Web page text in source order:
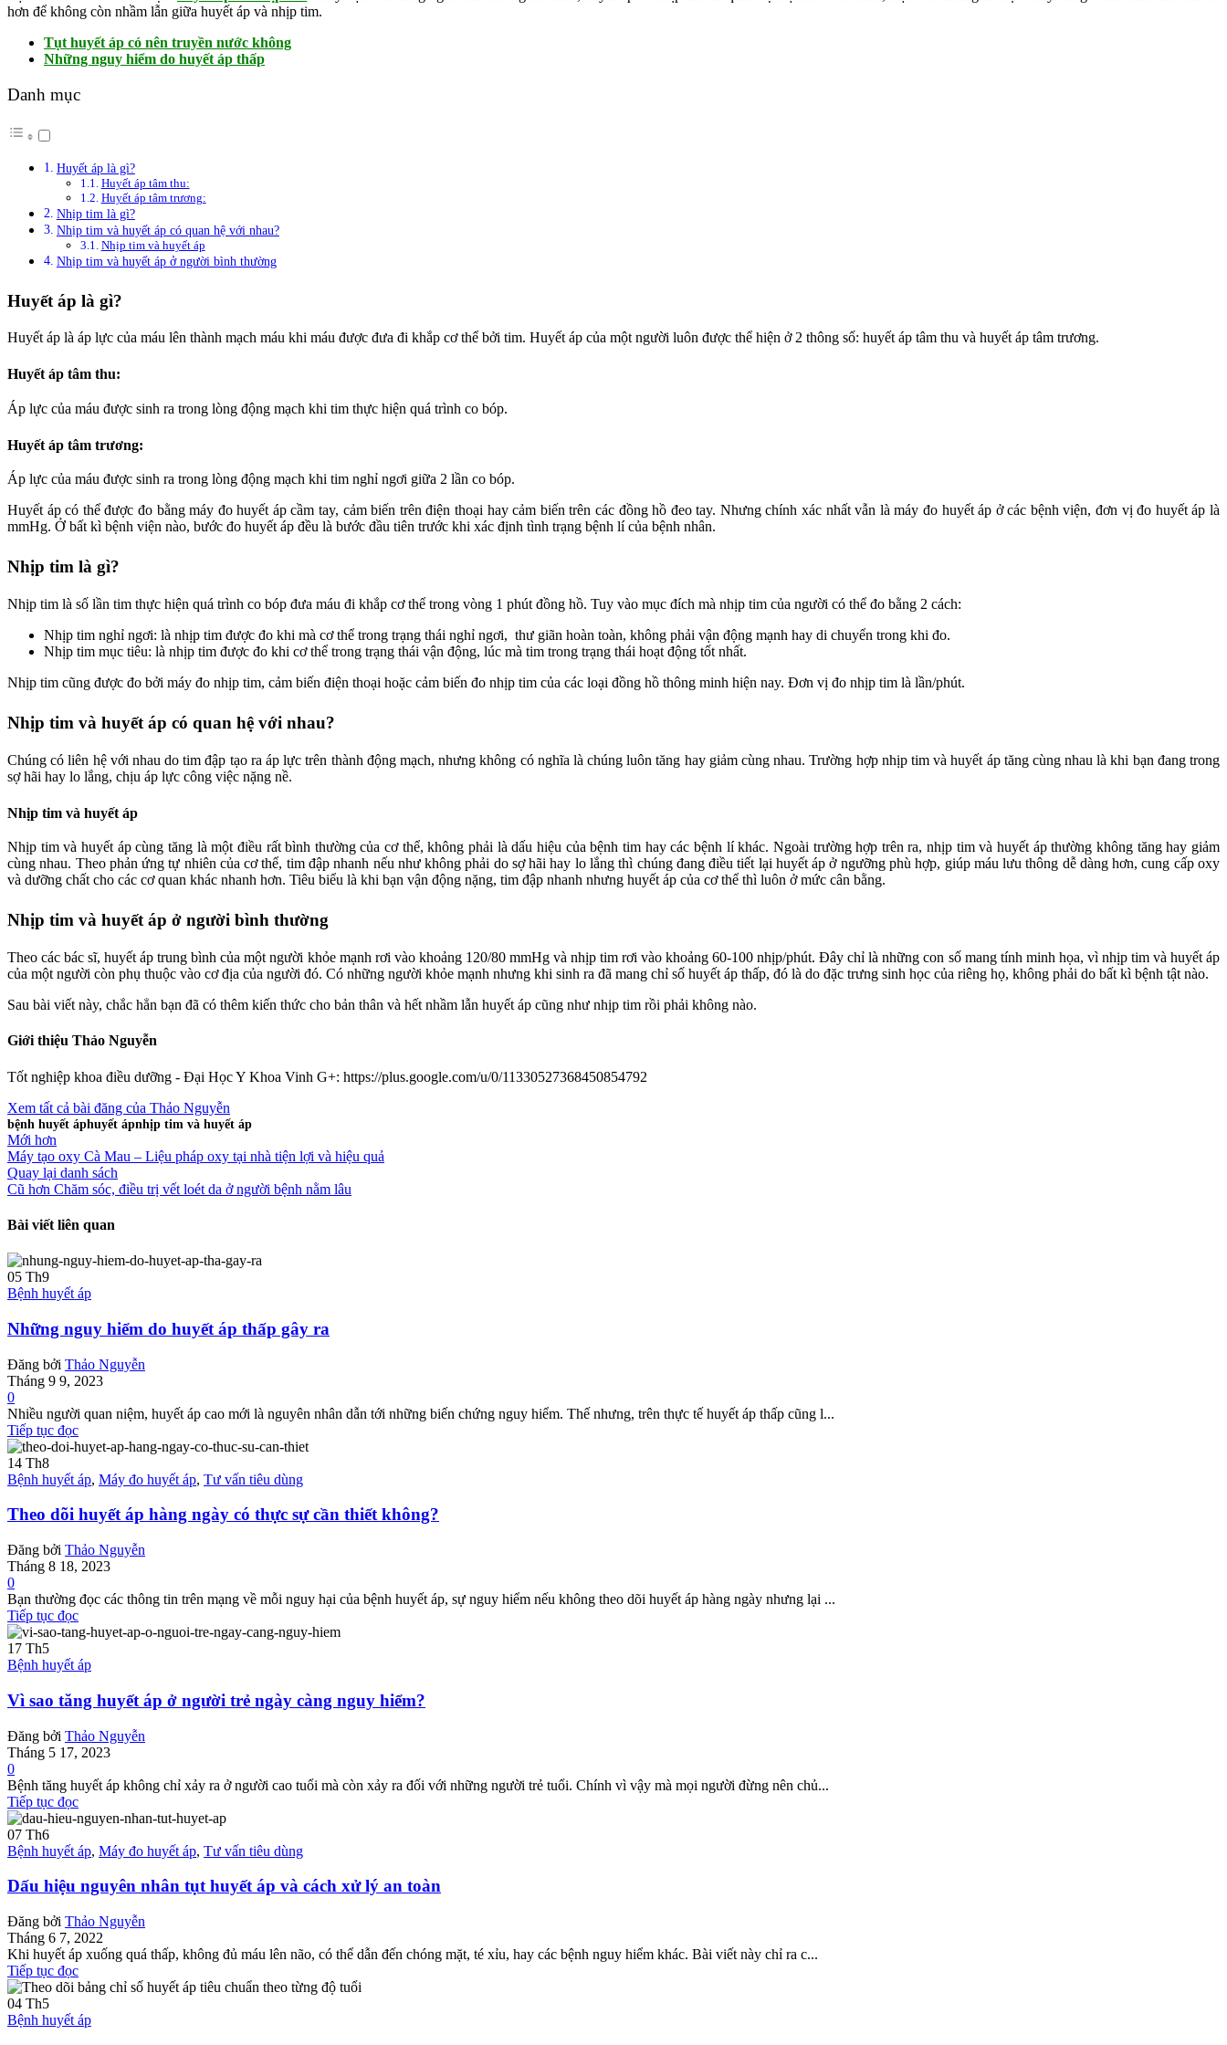
hơn để không còn nhầm lẫn giữa huyết áp và nhịp tim.
Tụt huyết áp có nên truyền nước không
Những nguy hiểm do huyết áp thấp
Danh mục
Huyết áp là gì?
Huyết áp tâm thu:
Huyết áp tâm trương:
Nhịp tim là gì?
Nhịp tim và huyết áp có quan hệ với nhau?
Nhịp tim và huyết áp
Nhịp tim và huyết áp ở người bình thường
Huyết áp là gì?
Huyết áp là áp lực của máu lên thành mạch máu khi máu được đưa đi khắp cơ thể bởi tim. Huyết áp của một người luôn được thể hiện ở 2 thông số: huyết áp tâm thu và huyết áp tâm trương.
Huyết áp tâm thu:
Áp lực của máu được sinh ra trong lòng động mạch khi tim thực hiện quá trình co bóp.
Huyết áp tâm trương:
Áp lực của máu được sinh ra trong lòng động mạch khi tim nghỉ ngơi giữa 2 lần co bóp.
Huyết áp có thể được đo bằng máy đo huyết áp cầm tay, cảm biến trên điện thoại hay cảm biến trên các đồng hồ đeo tay. Nhưng chính xác nhất vẫn là máy đo huyết áp ở các bệnh viện, đơn vị đo huyết áp là
mmHg. Ở bất kì bệnh viện nào, bước đo huyết áp đều là bước đầu tiên trước khi xác định tình trạng bệnh lí của bệnh nhân.
Nhịp tim là gì?
Nhịp tim là số lần tim thực hiện quá trình co bóp đưa máu đi khắp cơ thể trong vòng 1 phút đồng hồ. Tuy vào mục đích mà nhịp tim của người có thể đo bằng 2 cách:
Nhịp tim nghỉ ngơi: là nhịp tim được đo khi mà cơ thể trong trạng thái nghỉ ngơi, thư giãn hoàn toàn, không phải vận động mạnh hay di chuyển trong khi đo.
Nhịp tim mục tiêu: là nhịp tim được đo khi cơ thể trong trạng thái vận động, lúc mà tim trong trạng thái hoạt động tốt nhất.
Nhịp tim cũng được đo bởi máy đo nhịp tim, cảm biến điện thoại hoặc cảm biến đo nhịp tim của các loại đồng hồ thông minh hiện nay. Đơn vị đo nhịp tim là lần/phút.
Nhịp tim và huyết áp có quan hệ với nhau?
Chúng có liên hệ với nhau do tim đập tạo ra áp lực trên thành động mạch, nhưng không có nghĩa là chúng luôn tăng hay giảm cùng nhau. Trường hợp nhịp tim và huyết áp tăng cùng nhau là khi bạn đang trong
sợ hãi hay lo lắng, chịu áp lực công việc nặng nề.
Nhịp tim và huyết áp
Nhịp tim và huyết áp cùng tăng là một điều rất bình thường của cơ thể, không phải là dấu hiệu của bệnh tim hay các bệnh lí khác. Ngoài trường hợp trên ra, nhịp tim và huyết áp thường không tăng hay giảm
cùng nhau. Theo phản ứng tự nhiên của cơ thể, tim đập nhanh nếu như không phải do sợ hãi hay lo lắng thì chúng đang điều tiết lại huyết áp ở ngưỡng phù hợp, giúp máu lưu thông dễ dàng hơn, cung cấp oxy
và dưỡng chất cho các cơ quan khác nhanh hơn. Tiêu biểu là khi bạn vận động nặng, tim đập nhanh nhưng huyết áp của cơ thể thì luôn ở mức cân bằng.
Nhịp tim và huyết áp ở người bình thường
Theo các bác sĩ, huyết áp trung bình của một người khỏe mạnh rơi vào khoảng 120/80 mmHg và nhịp tim rơi vào khoảng 60-100 nhịp/phút. Đây chỉ là những con số mang tính minh họa, vì nhịp tim và huyết áp
của một người còn phụ thuộc vào cơ địa của người đó. Có những người khỏe mạnh nhưng khi sinh ra đã mang chỉ số huyết áp thấp, đó là do đặc trưng sinh học của riêng họ, không phải do bất kì bệnh tật nào.
Sau bài viết này, chắc hẳn bạn đã có thêm kiến thức cho bản thân và hết nhầm lẫn huyết áp cũng như nhịp tim rồi phải không nào.
Giới thiệu Thảo Nguyễn
Tốt nghiệp khoa điều dưỡng - Đại Học Y Khoa Vinh G+: https://plus.google.com/u/0/11330527368450854792
Xem tất cả bài đăng của Thảo Nguyễn
bệnh huyết áphuyết ápnhịp tim và huyết áp
Mới hơn
Máy tạo oxy Cà Mau – Liệu pháp oxy tại nhà tiện lợi và hiệu quả
Quay lại danh sách
Cũ hơn Chăm sóc, điều trị vết loét da ở người bệnh nằm lâu
Bài viết liên quan
05 Th9
Bệnh huyết áp
Những nguy hiểm do huyết áp thấp gây ra
Đăng bởi Thảo Nguyễn
Tháng 9 9, 2023
0
Nhiều người quan niệm, huyết áp cao mới là nguyên nhân dẫn tới những biến chứng nguy hiểm. Thế nhưng, trên thực tế huyết áp thấp cũng l...
Tiếp tục đọc
14 Th8
Bệnh huyết áp, Máy đo huyết áp, Tư vấn tiêu dùng
Theo dõi huyết áp hàng ngày có thực sự cần thiết không?
Đăng bởi Thảo Nguyễn
Tháng 8 18, 2023
0
Bạn thường đọc các thông tin trên mạng về mỗi nguy hại của bệnh huyết áp, sự nguy hiểm nếu không theo dõi huyết áp hàng ngày nhưng lại ...
Tiếp tục đọc
17 Th5
Bệnh huyết áp
Vì sao tăng huyết áp ở người trẻ ngày càng nguy hiểm?
Đăng bởi Thảo Nguyễn
Tháng 5 17, 2023
0
Bệnh tăng huyết áp không chỉ xảy ra ở người cao tuổi mà còn xảy ra đối với những người trẻ tuổi. Chính vì vậy mà mọi người đừng nên chủ...
Tiếp tục đọc
07 Th6
Bệnh huyết áp, Máy đo huyết áp, Tư vấn tiêu dùng
Dấu hiệu nguyên nhân tụt huyết áp và cách xử lý an toàn
Đăng bởi Thảo Nguyễn
Tháng 6 7, 2022
Khi huyết áp xuống quá thấp, không đủ máu lên não, có thể dẫn đến chóng mặt, té xỉu, hay các bệnh nguy hiểm khác. Bài viết này chỉ ra c...
Tiếp tục đọc
04 Th5
Bệnh huyết áp